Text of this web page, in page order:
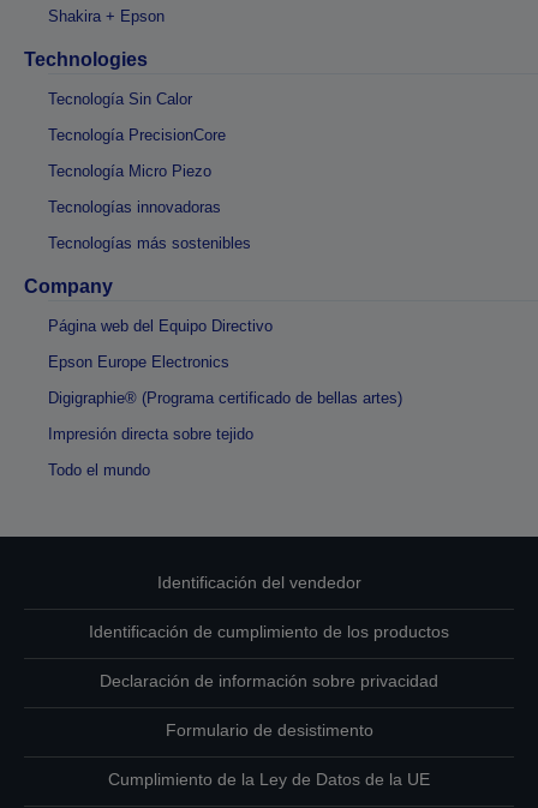
Shakira + Epson
Technologies
Tecnología Sin Calor
Tecnología PrecisionCore
Tecnología Micro Piezo
Tecnologías innovadoras
Tecnologías más sostenibles
Company
Página web del Equipo Directivo
Epson Europe Electronics
Digigraphie® (Programa certificado de bellas artes)
Impresión directa sobre tejido
Todo el mundo
Identificación del vendedor
Identificación de cumplimiento de los productos
Declaración de información sobre privacidad
Formulario de desistimento
Cumplimiento de la Ley de Datos de la UE